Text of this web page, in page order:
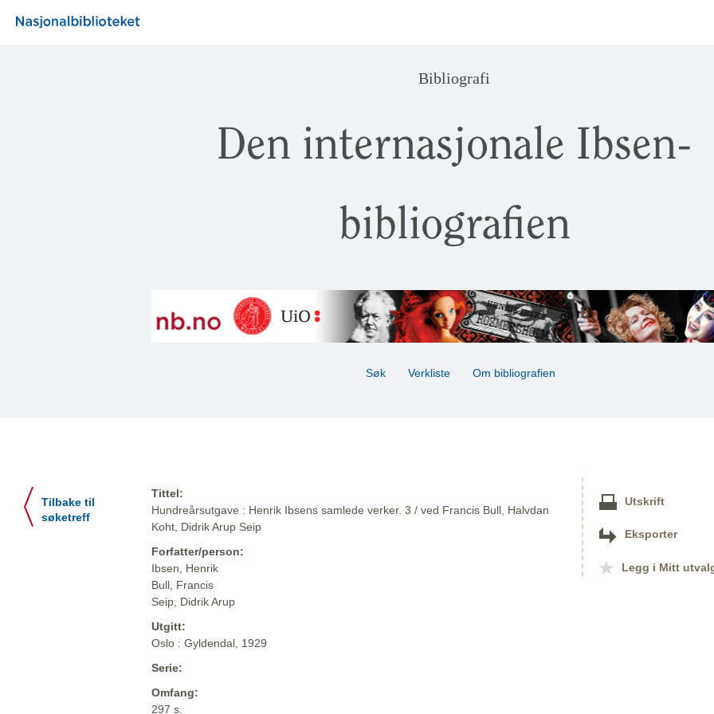
Bibliografi
Den internasjonale Ibsen-
bibliografien
Søk Verkliste Om bibliografien
Tilbake til
søketreff
Tittel:
Hundreårsutgave : Henrik Ibsens samlede verker. 3 / ved Francis Bull, Halvdan
Koht, Didrik Arup Seip
Forfatter/person:
Ibsen, Henrik
Bull, Francis
Seip, Didrik Arup
Utgitt:
Oslo : Gyldendal, 1929
Serie:
Omfang:
297 s.
Utskrift
Eksporter
Legg i Mitt